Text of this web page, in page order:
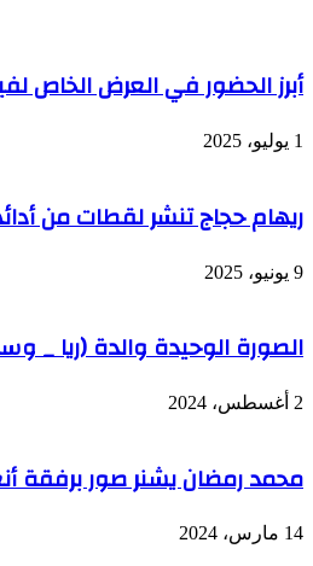
أبرز الحضور في العرض الخاص
1 يوليو، 2025
ريهام حجاج تنشر لقطات من
9 يونيو، 2025
الصورة الوحيدة والدة (ريا _
2 أغسطس، 2024
محمد رمضان يشنر صور برفقة
14 مارس، 2024